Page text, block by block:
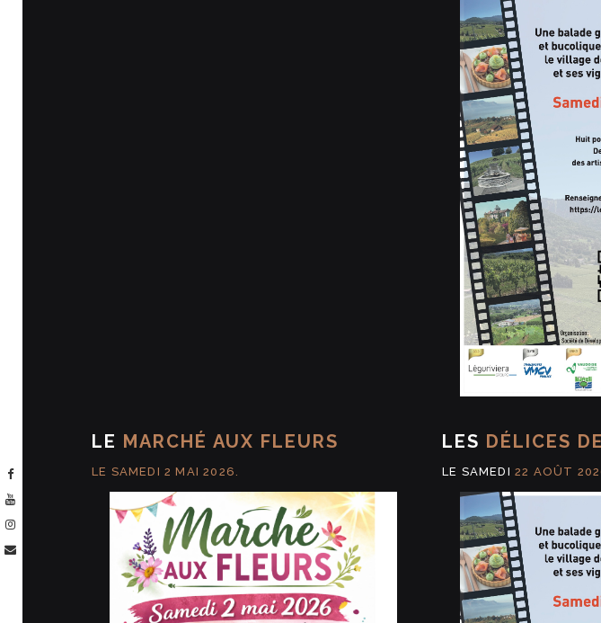
LE MARCHÉ AUX FLEURS
LE SAMEDI 2 MAI 2026.
LES DÉLICES
LE SAMEDI 22 AOÛT